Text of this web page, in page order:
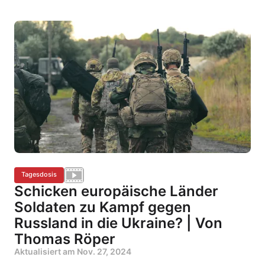
Tagesdosis
Schicken europäische Länder
Soldaten zu Kampf gegen
Russland in die Ukraine? | Von
Thomas Röper
Aktualisiert am Nov. 27, 2024